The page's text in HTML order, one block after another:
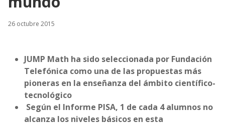
26 octubre 2015
JUMP Math ha sido seleccionada por Fundación
Telefónica como una de las propuestas más
pioneras en la enseñanza del ámbito científico-
tecnológico
Según el Informe PISA, 1 de cada 4 alumnos no
alcanza los niveles básicos en esta